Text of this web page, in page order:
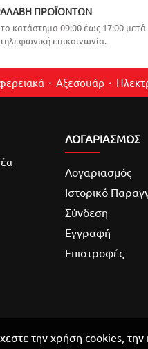
ΠΡΟΪΌΝΤΩΝ
κατάστημα 09:00 έως 17:00 μετά
επικοινωνία.
Αξεσουάρ
ΛΟΓΑΡΙΑΣΜΌΣ
Λογαριασμός
Ιστορικό
Σύνδεση
Εγγραφή
Επιστροφές
την χρήση cookies,